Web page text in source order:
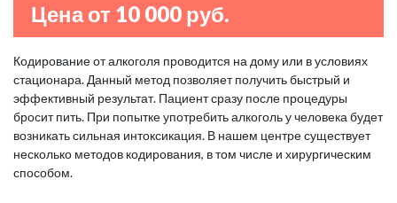
Цена от 10 000 руб.
Кодирование от алкоголя проводится на дому или в условиях
стационара. Данный метод позволяет получить быстрый и
эффективный результат. Пациент сразу после процедуры
бросит пить. При попытке употребить алкоголь у человека будет
возникать сильная интоксикация. В нашем центре существует
несколько методов кодирования, в том числе и хирургическим
способом.